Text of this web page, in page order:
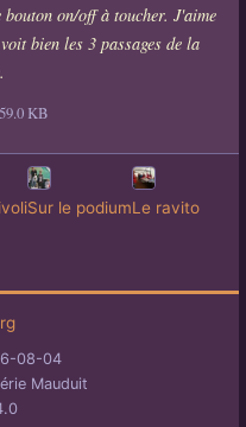
on/off à toucher. J'aime
bien les 3 passages de la
KB
Sur le podiumLe ravito
08-04
Mauduit